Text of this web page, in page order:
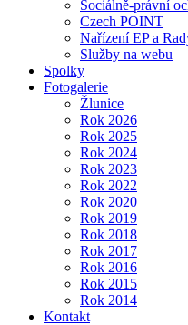
Sociálně-právní
Czech POINT
Nařízení EP a
Služby na webu
Spolky
Fotogalerie
Žlunice
Rok 2026
Rok 2025
Rok 2024
Rok 2023
Rok 2022
Rok 2020
Rok 2019
Rok 2018
Rok 2017
Rok 2016
Rok 2015
Rok 2014
Kontakt